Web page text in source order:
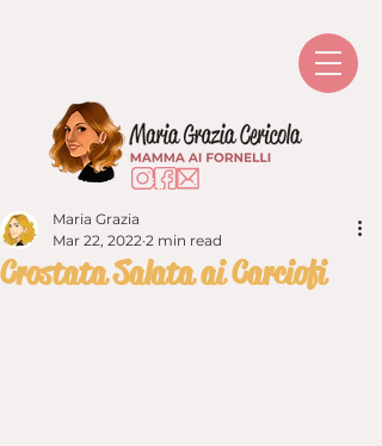
Crostata Salata ai Carciofi
Maria Grazia
Mar 22, 2022 2 min read